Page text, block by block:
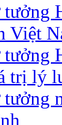
Việt
trị lý